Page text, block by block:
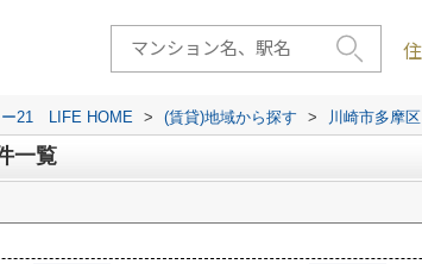
ー21 LIFE HOME > (賃貸)地域から探す > 川崎市多摩区
一覧